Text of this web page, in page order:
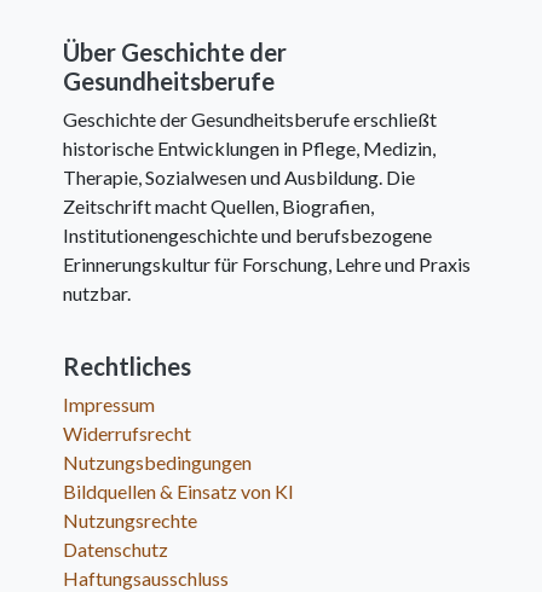
Über Geschichte der
Gesundheitsberufe
Geschichte der Gesundheitsberufe erschließt
historische Entwicklungen in Pflege, Medizin,
Therapie, Sozialwesen und Ausbildung. Die
Zeitschrift macht Quellen, Biografien,
Institutionengeschichte und berufsbezogene
Erinnerungskultur für Forschung, Lehre und Praxis
nutzbar.
Rechtliches
Impressum
Widerrufsrecht
Nutzungsbedingungen
Bildquellen & Einsatz von KI
Nutzungsrechte
Datenschutz
Haftungsausschluss